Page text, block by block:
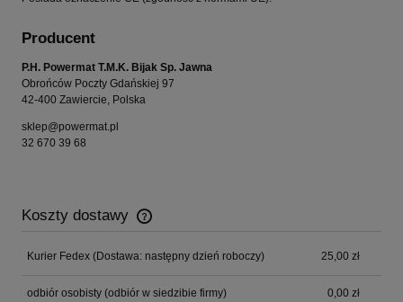
Producent
P.H. Powermat T.M.K. Bijak Sp. Jawna
Obrońców Poczty Gdańskiej 97
42-400 Zawiercie, Polska
sklep@powermat.pl
32 670 39 68
Koszty dostawy
Cena nie zawiera ewentualnych kosztów płatności
Kurier Fedex (Dostawa: następny dzień roboczy) 25,00 zł
odbiór osobisty (odbiór w siedzibie firmy) 0,00 zł